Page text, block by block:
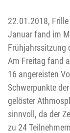
22.01.2018,
Januar fand im
Frühjahrssitzung
Am Freitag fand
16 angereisten
Schwerpunkte
gelöster
sinnvoll, da der
zu 24